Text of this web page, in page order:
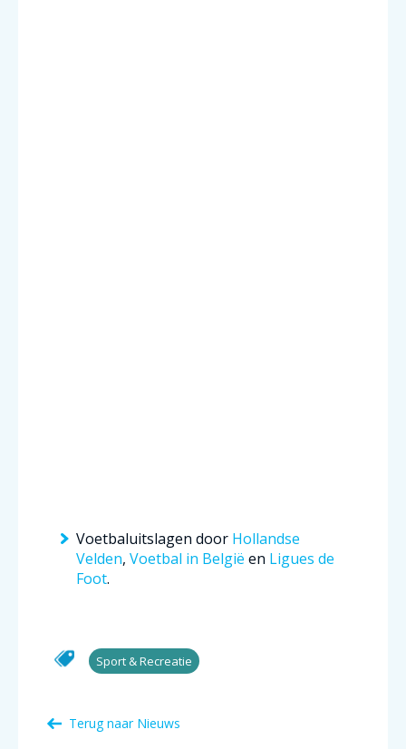
Voetbaluitslagen door Hollandse
Velden, Voetbal in België en Ligues de
Foot.
Sport & Recreatie
Terug naar Nieuws